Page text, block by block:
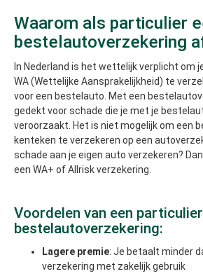
Waarom als particulier
bestelautoverzekering
In Nederland is het wettelijk verplicht om
WA (Wettelijke Aansprakelijkheid) te
voor een bestelauto. Met een
gedekt voor schade die je met je
veroorzaakt. Het is niet mogelijk om een
kenteken te verzekeren op een
schade aan je eigen auto verzekeren?
een WA+ of Allrisk verzekering.
Voordelen van een
bestelautoverzekering:
Lagere premie: Je betaalt minder
verzekering met zakelijk gebruik